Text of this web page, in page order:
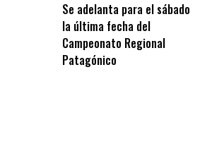
Se adelanta para el sábado
la última fecha del
Campeonato Regional
Patagónico